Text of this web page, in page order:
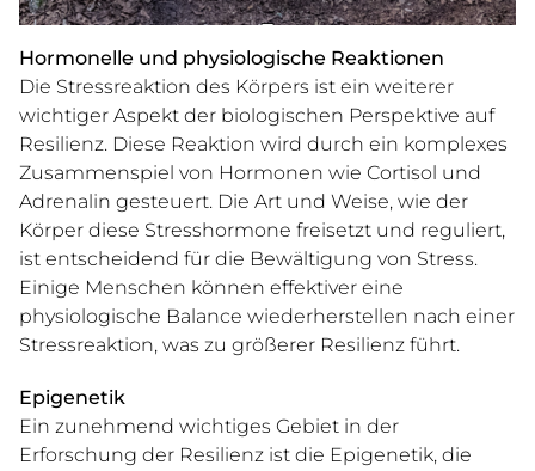
Hormonelle und physiologische Reaktionen
Die Stressreaktion des Körpers ist ein weiterer
wichtiger Aspekt der biologischen Perspektive auf
Resilienz. Diese Reaktion wird durch ein komplexes
Zusammenspiel von Hormonen wie Cortisol und
Adrenalin gesteuert. Die Art und Weise, wie der
Körper diese Stresshormone freisetzt und reguliert,
ist entscheidend für die Bewältigung von Stress.
Einige Menschen können effektiver eine
physiologische Balance wiederherstellen nach einer
Stressreaktion, was zu größerer Resilienz führt.
Epigenetik
Ein zunehmend wichtiges Gebiet in der
Erforschung der Resilienz ist die Epigenetik, die